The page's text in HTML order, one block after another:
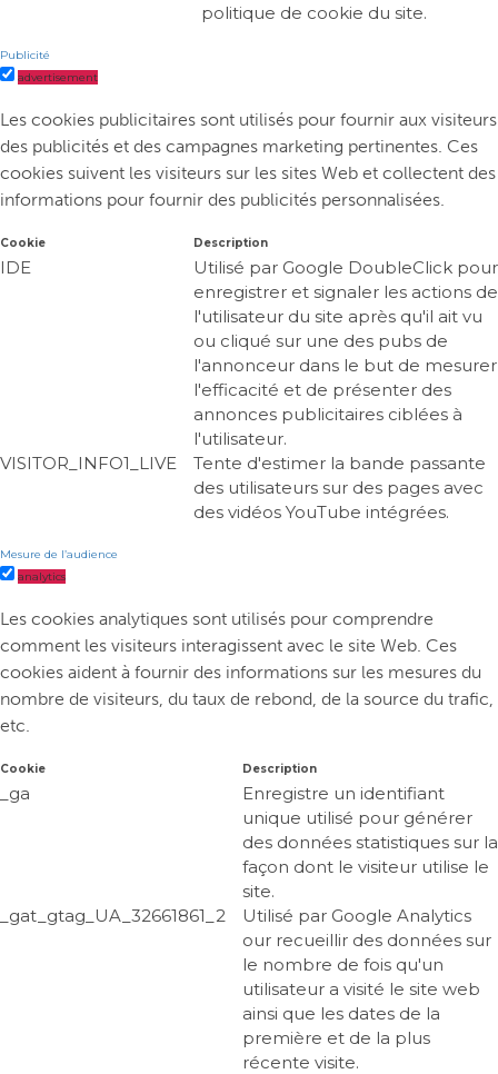
politique de cookie du site.
Publicité
advertisement
Les cookies publicitaires sont utilisés pour fournir aux visiteurs
des publicités et des campagnes marketing pertinentes. Ces
cookies suivent les visiteurs sur les sites Web et collectent des
informations pour fournir des publicités personnalisées.
Cookie Description
IDE
Utilisé par Google DoubleClick pour
enregistrer et signaler les actions de
l'utilisateur du site après qu'il ait vu
ou cliqué sur une des pubs de
l'annonceur dans le but de mesurer
l'efficacité et de présenter des
annonces publicitaires ciblées à
l'utilisateur.
VISITOR_INFO1_LIVE
Tente d'estimer la bande passante
des utilisateurs sur des pages avec
des vidéos YouTube intégrées.
Mesure de l’audience
analytics
Les cookies analytiques sont utilisés pour comprendre
comment les visiteurs interagissent avec le site Web. Ces
cookies aident à fournir des informations sur les mesures du
nombre de visiteurs, du taux de rebond, de la source du trafic,
etc.
Cookie Description
_ga
Enregistre un identifiant
unique utilisé pour générer
des données statistiques sur la
façon dont le visiteur utilise le
site.
_gat_gtag_UA_32661861_2
Utilisé par Google Analytics
our recueillir des données sur
le nombre de fois qu'un
utilisateur a visité le site web
ainsi que les dates de la
première et de la plus
récente visite.